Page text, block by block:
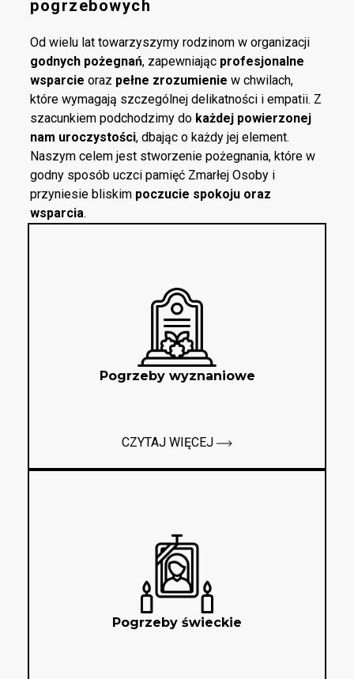
pogrzebowych
Od wielu lat towarzyszymy rodzinom w organizacji
godnych pożegnań, zapewniając profesjonalne
wsparcie oraz pełne zrozumienie w chwilach,
które wymagają szczególnej delikatności i empatii. Z
szacunkiem podchodzimy do każdej powierzonej
nam uroczystości, dbając o każdy jej element.
Naszym celem jest stworzenie pożegnania, które w
godny sposób uczci pamięć Zmarłej Osoby i
przyniesie bliskim poczucie spokoju oraz
wsparcia.
Pogrzeby wyznaniowe
CZYTAJ WIĘCEJ
Pogrzeby świeckie